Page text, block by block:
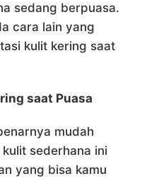
sedang berpuasa.
cara lain yang
kulit kering saat
saat Puasa
mudah
sederhana ini
yang bisa kamu